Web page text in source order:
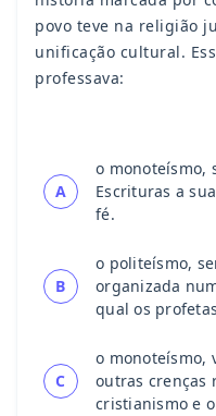
povo teve na religião
unificação cultural.
professava:
A
o monoteísmo,
Escrituras a
fé.
B
o politeísmo,
organizada
qual os
C
o monoteísmo,
outras crenças
cristianismo e